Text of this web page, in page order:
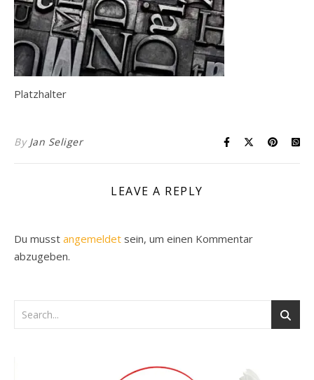
Platzhalter
By Jan Seliger
LEAVE A REPLY
Du musst angemeldet sein, um einen Kommentar
abzugeben.